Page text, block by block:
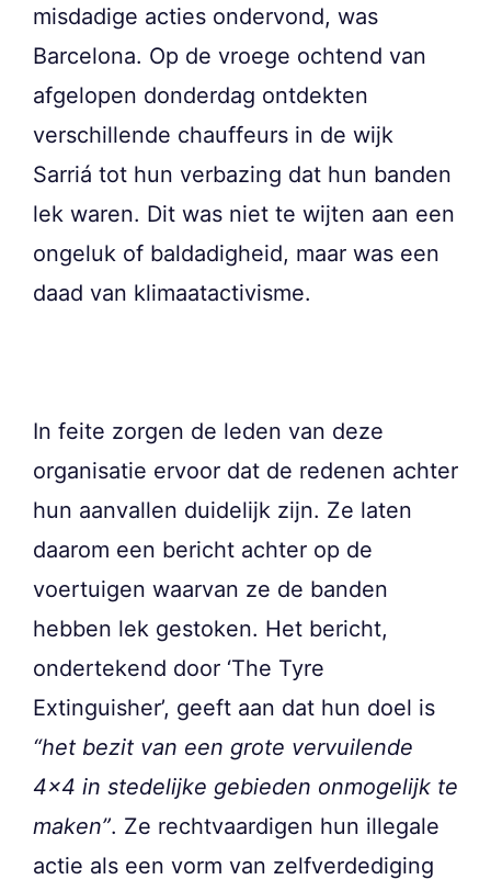
misdadige acties ondervond, was
Barcelona. Op de vroege ochtend van
afgelopen donderdag ontdekten
verschillende chauffeurs in de wijk
Sarriá tot hun verbazing dat hun banden
lek waren. Dit was niet te wijten aan een
ongeluk of baldadigheid, maar was een
daad van klimaatactivisme.
In feite zorgen de leden van deze
organisatie ervoor dat de redenen achter
hun aanvallen duidelijk zijn. Ze laten
daarom een bericht achter op de
voertuigen waarvan ze de banden
hebben lek gestoken. Het bericht,
ondertekend door ‘The Tyre
Extinguisher’, geeft aan dat hun doel is
“het bezit van een grote vervuilende
4×4 in stedelijke gebieden onmogelijk te
maken”. Ze rechtvaardigen hun illegale
actie als een vorm van zelfverdediging